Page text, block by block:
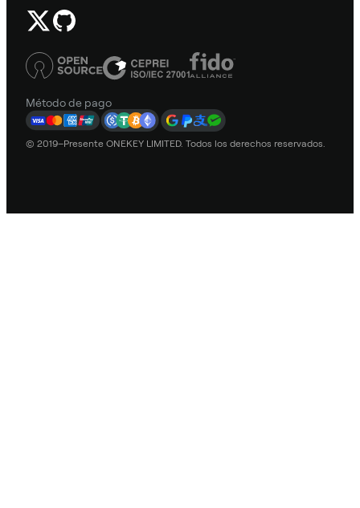
Método de pago
© 2019–Presente ONEKEY LIMITED. Todos los derechos reservados.